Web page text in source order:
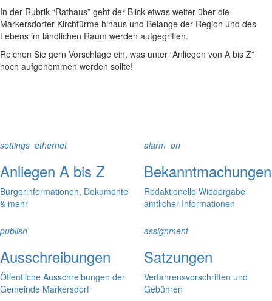
In der Rubrik “Rathaus” geht der Blick etwas weiter über die
Markersdorfer Kirchtürme hinaus und Belange der Region und des
Lebens im ländlichen Raum werden aufgegriffen.
Reichen Sie gern Vorschläge ein, was unter “Anliegen von A bis Z”
noch aufgenommen werden sollte!
settings_ethernet
Anliegen A bis Z
Bürgerinformationen, Dokumente
& mehr
alarm_on
Bekanntmachungen
Redaktionelle Wiedergabe
amtlicher Informationen
publish
Ausschreibungen
Öffentliche Ausschreibungen der
Gemeinde Markersdorf
assignment
Satzungen
Verfahrensvorschriften und
Gebühren